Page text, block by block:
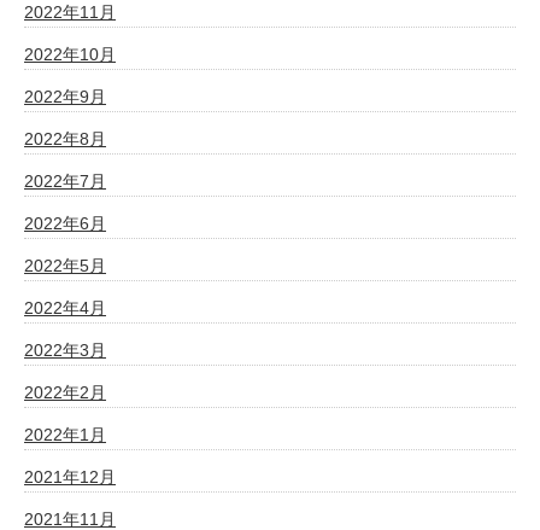
2022年11月
2022年10月
2022年9月
2022年8月
2022年7月
2022年6月
2022年5月
2022年4月
2022年3月
2022年2月
2022年1月
2021年12月
2021年11月